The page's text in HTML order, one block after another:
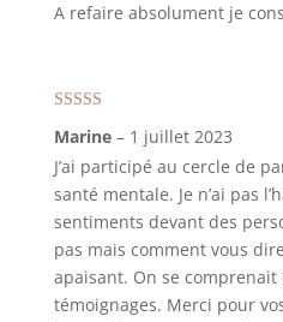
A refaire absolument je
Marine – 1 juillet 2023
J’ai participé au cercle de
santé mentale. Je n’ai pas
sentiments devant des
pas mais comment vous
apaisant. On se
témoignages. Merci pour